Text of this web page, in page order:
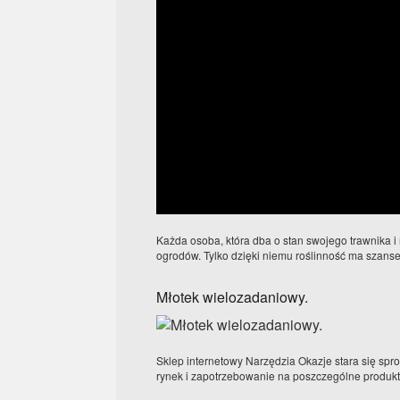
Każda osoba, która dba o stan swojego
ogrodów. Tylko dzięki niemu roślinność ma
Młotek wielozadaniowy.
Sklep internetowy Narzędzia Okazje stara się
rynek i zapotrzebowanie na poszczególne